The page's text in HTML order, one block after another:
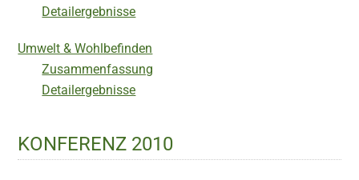
Detailergebnisse
Umwelt & Wohlbefinden
Zusammenfassung
Detailergebnisse
KONFERENZ 2010